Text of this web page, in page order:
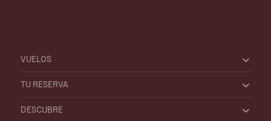
VUELOS
TU RESERVA
DESCUBRE